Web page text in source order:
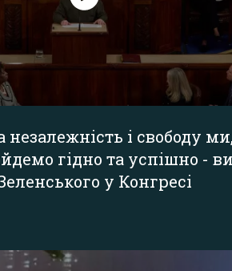
незалежність і свободу
гідно та успішно -
у Конгресі